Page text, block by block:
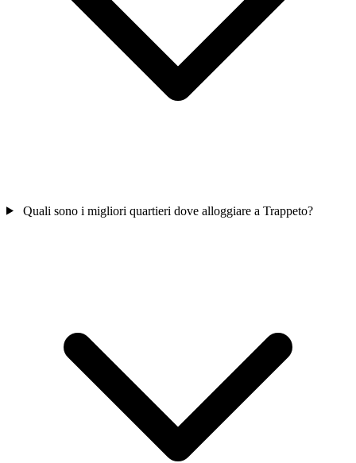
Quali sono i migliori quartieri dove alloggiare a Trappeto?